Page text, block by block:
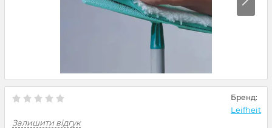
Бренд:
Leifheit
Залишити відгук